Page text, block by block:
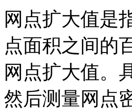
网点扩大值是
点面积之间的
网点扩大值。
然后测量网点